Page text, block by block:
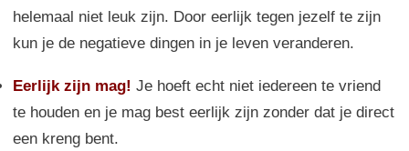
helemaal niet leuk zijn. Door eerlijk tegen jezelf te zijn
kun je de negatieve dingen in je leven veranderen.
Eerlijk zijn mag! Je hoeft echt niet iedereen te vriend
te houden en je mag best eerlijk zijn zonder dat je direct
een kreng bent.